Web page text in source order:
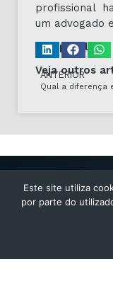
profissional
um advogado
Compartilhe
Veja outros
ANTERIOR
Este site utiliza
por parte do